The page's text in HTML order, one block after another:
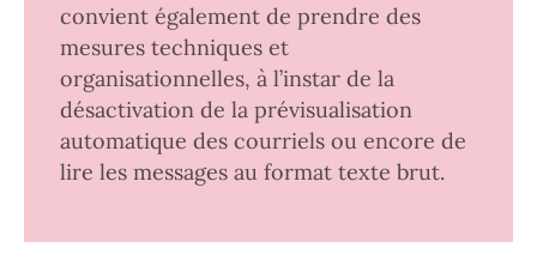
convient également de prendre des
mesures techniques et
organisationnelles, à l’instar de la
désactivation de la prévisualisation
automatique des courriels ou encore de
lire les messages au format texte brut.